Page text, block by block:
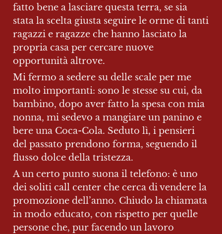
fatto bene a lasciare questa terra, se sia
stata la scelta giusta seguire le orme di tanti
ragazzi e ragazze che hanno lasciato la
propria casa per cercare nuove
opportunità altrove.
Mi fermo a sedere su delle scale per me
molto importanti: sono le stesse su cui, da
bambino, dopo aver fatto la spesa con mia
nonna, mi sedevo a mangiare un panino e
bere una Coca-Cola. Seduto lì, i pensieri
del passato prendono forma, seguendo il
flusso dolce della tristezza.
A un certo punto suona il telefono: è uno
dei soliti call center che cerca di vendere la
promozione dell’anno. Chiudo la chiamata
in modo educato, con rispetto per quelle
persone che, pur facendo un lavoro